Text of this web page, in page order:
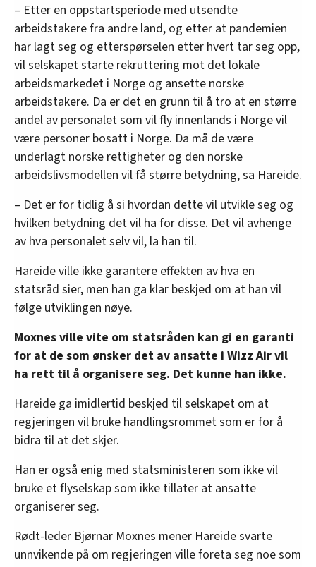
– Etter en oppstartsperiode med utsendte
arbeidstakere fra andre land, og etter at pandemien
har lagt seg og etterspørselen etter hvert tar seg opp,
vil selskapet starte rekruttering mot det lokale
arbeidsmarkedet i Norge og ansette norske
arbeidstakere. Da er det en grunn til å tro at en større
andel av personalet som vil fly innenlands i Norge vil
være personer bosatt i Norge. Da må de være
underlagt norske rettigheter og den norske
arbeidslivsmodellen vil få større betydning, sa Hareide.
– Det er for tidlig å si hvordan dette vil utvikle seg og
hvilken betydning det vil ha for disse. Det vil avhenge
av hva personalet selv vil, la han til.
Hareide ville ikke garantere effekten av hva en
statsråd sier, men han ga klar beskjed om at han vil
følge utviklingen nøye.
Moxnes ville vite om statsråden kan gi en garanti
for at de som ønsker det av ansatte i Wizz Air vil
ha rett til å organisere seg. Det kunne han ikke.
Hareide ga imidlertid beskjed til selskapet om at
regjeringen vil bruke handlingsrommet som er for å
bidra til at det skjer.
Han er også enig med statsministeren som ikke vil
bruke et flyselskap som ikke tillater at ansatte
organiserer seg.
Rødt-leder Bjørnar Moxnes mener Hareide svarte
unnvikende på om regjeringen ville foreta seg noe som